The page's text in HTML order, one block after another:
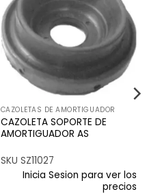
a la
lista de
deseos
CAZOLETAS DE AMORTIGUADOR
CAZOLETA SOPORTE DE
AMORTIGUADOR AS
SKU SZ11027
Inicia Sesion para ver los
precios